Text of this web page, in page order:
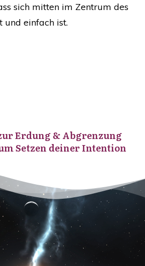
sich mitten im Zentrum des
und einfach ist.
Erdung & Abgrenzung
Setzen deiner Intention